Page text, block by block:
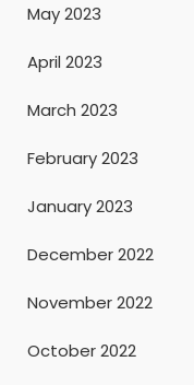
May 2023
April 2023
March 2023
February 2023
January 2023
December 2022
November 2022
October 2022